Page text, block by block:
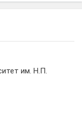
им. Н.П.